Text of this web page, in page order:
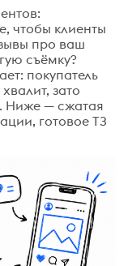
чтобы клиенты
про ваш
съёмку?
покупатель
зато
Ниже — сжатая
готовое ТЗ